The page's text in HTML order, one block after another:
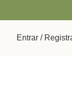
Entrar /